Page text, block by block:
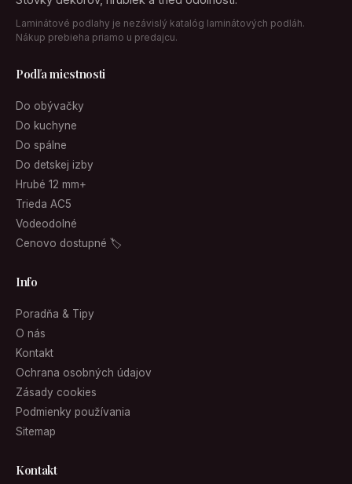
Laminátové podlahy je nezávislý katalóg laminátových podláh.
Nákup prebieha priamo u predajcu.
Podľa miestnosti
Do obývačky
Do kuchyne
Do spálne
Do detskej izby
Hrubé 12 mm+
Trieda AC5
Vodeodolné
Cenovo dostupné 🏷
Info
Poradňa & Tipy
O nás
Kontakt
Ochrana osobných údajov
Zásady cookies
Podmienky používania
Sitemap
Kontakt